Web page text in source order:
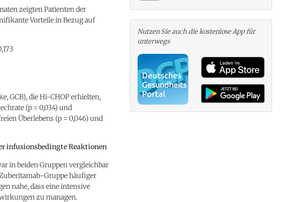
zeigten Patienten der
Vorteile in Bezug auf
GCB), die Hi-CHOP erhielten,
(p = 0,034) und
Überlebens (p = 0,046) und
infusionsbedingte Reaktionen
in beiden Gruppen vergleichbar
Gruppe häufiger
nahe, dass eine intensive
zu managen.
Nutzen Sie auch die kosten­lose App für
unterwegs